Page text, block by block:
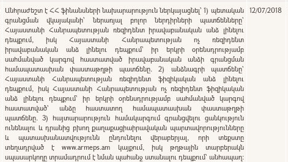
Անհրաժեշտ է ՀՀ ֆինանսների նախարարություն ներկայացնել՝ 1) պետական
գրանցման վկայականի՝ ներառյալ բոլոր ներդիրների պատճենները`
Հայաստանի Հանրապետության ռեզիդենտ իրավաբանական անձ լինելու
դեպքում, իսկ Հայաստանի Հանրապետության ոչ ռեզիդենտ
իրավաբանական անձ լինելու դեպքում` իր երկրի օրենսդրությամբ
սահմանված կարգով հաստատված իրավաբանական անձի գրանցման
համապատասխան փաստաթղթի պատճենը. 2) անձնագրի պատճենը`
Հայաստանի Հանրապետության ռեզիդենտ ֆիզիկական անձ լինելու
դեպքում, իսկ Հայաստանի Հանրապետության ոչ ռեզիդենտ ֆիզիկական
անձ լինելու դեպքում` իր երկրի օրենսդրությամբ սահմանված կարգով
հաստատված՝ անձը հաստատող համապատասխան փաստաթղթի
պատճենը. 3) հայտարարություն համակարգում գրանցվելու ցանկություն
ունենալու և դրանից բխող քաղաքացիաիրավական պարտավորությունները
և պատասխանատվությունն ընդունելու վերաբերյալ, որի տեքստը
տեղադրված է www.armeps.am կայքում, իսկ թղթային տարբերակն
սպասարկողը տրամադրում է նման պահանջ ստանալու դեպքում՝ անհապաղ:
12/07/2018